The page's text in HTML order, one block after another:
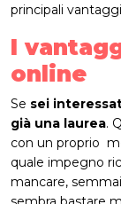
principali
I
online
Se sei
già una laurea.
con un proprio
quale impegno
mancare,